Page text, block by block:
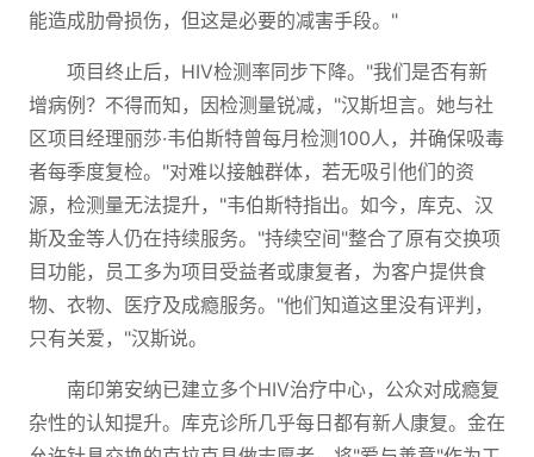
能造成肋骨损伤，但这是必要的减害手段。"
项目终止后，HIV检测率同步下降。"我们是否有新
增病例？不得而知，因检测量锐减，"汉斯坦言。她与社
区项目经理丽莎·韦伯斯特曾每月检测100人，并确保吸毒
者每季度复检。"对难以接触群体，若无吸引他们的资
源，检测量无法提升，"韦伯斯特指出。如今，库克、汉
斯及金等人仍在持续服务。"持续空间"整合了原有交换项
目功能，员工多为项目受益者或康复者，为客户提供食
物、衣物、医疗及成瘾服务。"他们知道这里没有评判，
只有关爱，"汉斯说。
南印第安纳已建立多个HIV治疗中心，公众对成瘾复
杂性的认知提升。库克诊所几乎每日都有新人康复。金在